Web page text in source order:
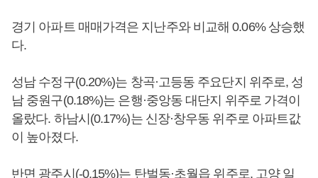
경기 아파트 매매가격은 지난주와 비교해 0.06% 상승했
다.
성남 수정구(0.20%)는 창곡·고등동 주요단지 위주로, 성
남 중원구(0.18%)는 은행·중앙동 대단지 위주로 가격이
올랐다. 하남시(0.17%)는 신장·창우동 위주로 아파트값
이 높아졌다.
반면 광주시(-0.15%)는 탄벌동·초월읍 위주로, 고양 일